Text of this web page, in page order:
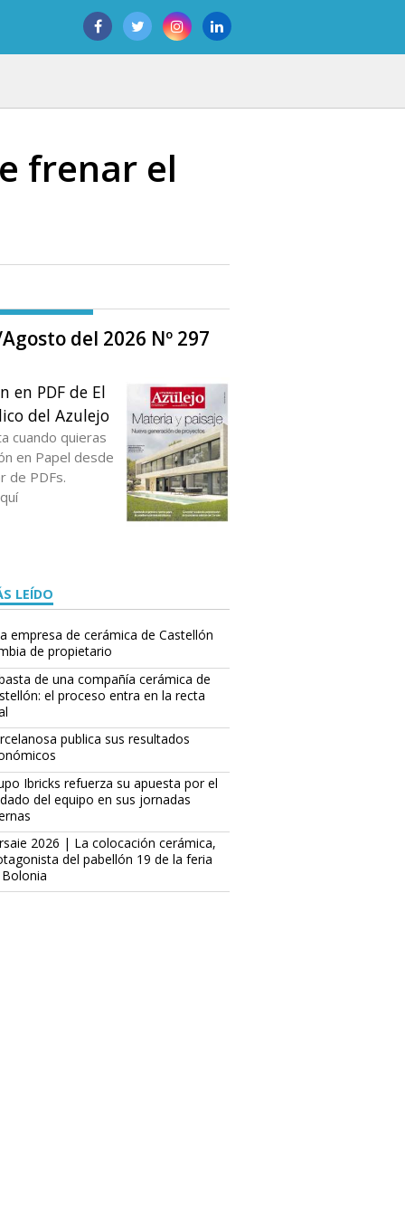
frenar el
del 2026 Nº 297
en PDF de El
del Azulejo
cuando quieras
en Papel desde
de PDFs.
LEÍDO
empresa de cerámica de Castellón
de propietario
de una compañía cerámica de
el proceso entra en la recta
publica sus resultados
Ibricks refuerza su apuesta por el
del equipo en sus jornadas
2026 | La colocación cerámica,
del pabellón 19 de la feria